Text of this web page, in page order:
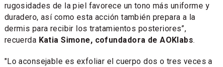
rugosidades de la piel favorece un tono más uniforme y
duradero, así como esta acción también prepara a la
dermis para recibir los tratamientos posteriores”,
recuerda Katia Simone, cofundadora de AOKlabs.
"Lo aconsejable es exfoliar el cuerpo dos o tres veces a